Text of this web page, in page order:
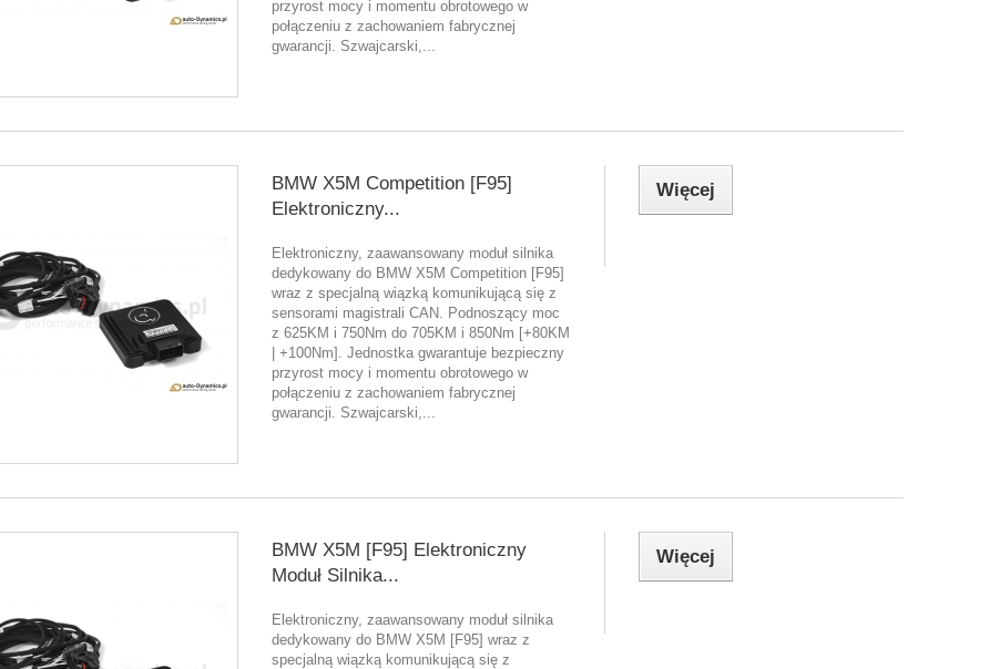
przyrost mocy i momentu obrotowego w
połączeniu z zachowaniem fabrycznej
gwarancji. Szwajcarski,...
BMW X5M Competition [F95]
Elektroniczny...
Elektroniczny, zaawansowany moduł silnika
dedykowany do BMW X5M Competition [F95]
wraz z specjalną wiązką komunikującą się z
sensorami magistrali CAN. Podnoszący moc
z 625KM i 750Nm do 705KM i 850Nm [+80KM
| +100Nm]. Jednostka gwarantuje bezpieczny
przyrost mocy i momentu obrotowego w
połączeniu z zachowaniem fabrycznej
gwarancji. Szwajcarski,...
Więcej
BMW X5M [F95] Elektroniczny
Moduł Silnika...
Elektroniczny, zaawansowany moduł silnika
dedykowany do BMW X5M [F95] wraz z
specjalną wiązką komunikującą się z
Więcej